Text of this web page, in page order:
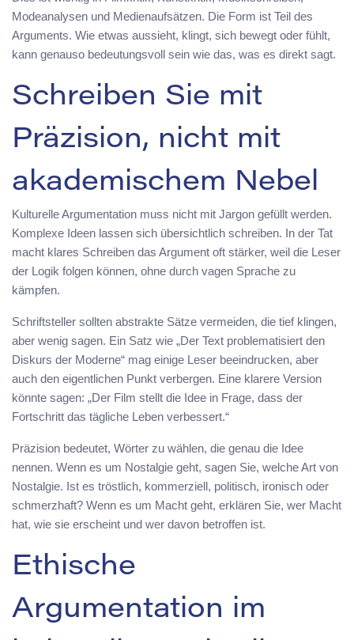
Modeanalysen und Medienaufsätzen. Die Form ist Teil des
Arguments. Wie etwas aussieht, klingt, sich bewegt oder fühlt,
kann genauso bedeutungsvoll sein wie das, was es direkt sagt.
Schreiben Sie mit
Präzision, nicht mit
akademischem Nebel
Kulturelle Argumentation muss nicht mit Jargon gefüllt werden.
Komplexe Ideen lassen sich übersichtlich schreiben. In der Tat
macht klares Schreiben das Argument oft stärker, weil die Leser
der Logik folgen können, ohne durch vagen Sprache zu
kämpfen.
Schriftsteller sollten abstrakte Sätze vermeiden, die tief klingen,
aber wenig sagen. Ein Satz wie „Der Text problematisiert den
Diskurs der Moderne“ mag einige Leser beeindrucken, aber
auch den eigentlichen Punkt verbergen. Eine klarere Version
könnte sagen: „Der Film stellt die Idee in Frage, dass der
Fortschritt das tägliche Leben verbessert.“
Präzision bedeutet, Wörter zu wählen, die genau die Idee
nennen. Wenn es um Nostalgie geht, sagen Sie, welche Art von
Nostalgie. Ist es tröstlich, kommerziell, politisch, ironisch oder
schmerzhaft? Wenn es um Macht geht, erklären Sie, wer Macht
hat, wie sie erscheint und wer davon betroffen ist.
Ethische
Argumentation im